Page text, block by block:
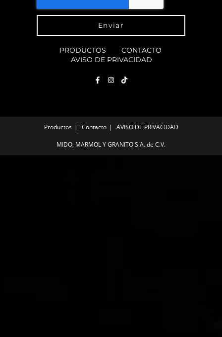
Enviar
PRODUCTOS
CONTACTO
AVISO DE PRIVACIDAD
Productos Contacto AVISO DE PRIVACIDAD
MIDO, MARMOL Y GRANITO S.A. de C.V.